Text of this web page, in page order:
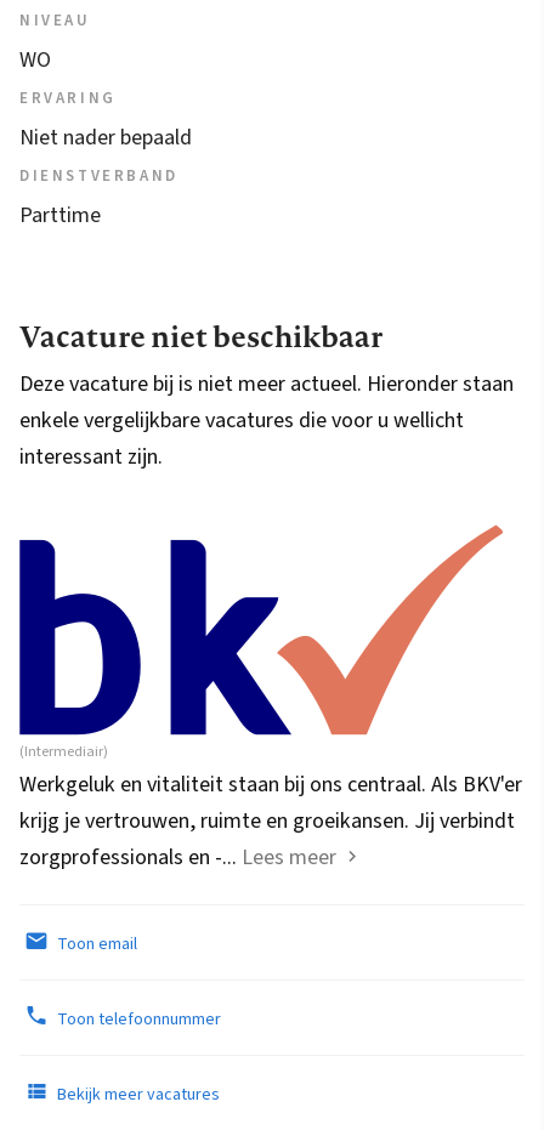
NIVEAU
WO
ERVARING
Niet nader bepaald
DIENSTVERBAND
Parttime
Vacature niet beschikbaar
Deze vacature bij is niet meer actueel. Hieronder staan
enkele vergelijkbare vacatures die voor u wellicht
interessant zijn.
(Intermediair)
Werkgeluk en vitaliteit staan bij ons centraal. Als BKV'er
krijg je vertrouwen, ruimte en groeikansen. Jij verbindt
zorgprofessionals en -... Lees meer
Toon email
Toon telefoonnummer
Bekijk meer vacatures